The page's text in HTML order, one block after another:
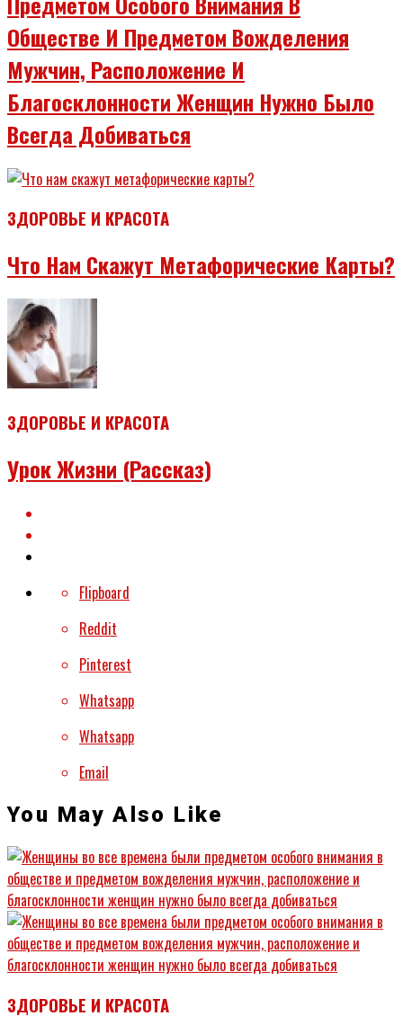
Обществе И Предметом Вожделения
Мужчин, Расположение И
Благосклонности Женщин Нужно Было
Всегда Добиваться
ЗДОРОВЬЕ И КРАСОТА
Что Нам Скажут Метафорические Карты?
ЗДОРОВЬЕ И КРАСОТА
Урок Жизни (рассказ)
Flipboard
Reddit
Pinterest
Whatsapp
Whatsapp
Email
You May Also Like
ЗДОРОВЬЕ И КРАСОТА